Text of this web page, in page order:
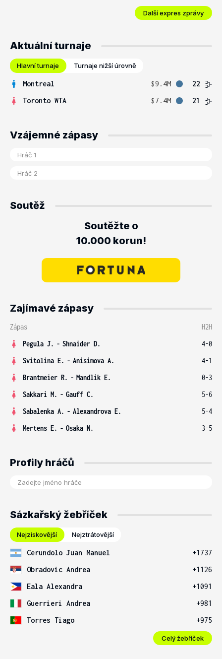
Další expres zprávy
Aktuální turnaje
Hlavní turnaje Turnaje nižší úrovně
Montreal $9.4M
22
Toronto WTA
$7.4M 21
Vzájemné zápasy
Soutěž
Soutěžte o
10.000 korun!
Zajímavé zápasy
Zápas
H2H
Pegula J. - Shnaider D.
4-0
Svitolina E. - Anisimova A.
4-1
Brantmeier R. - Mandlik E.
0-3
Sakkari M. - Gauff C.
5-6
Sabalenka A. - Alexandrova E.
5-4
Mertens E. - Osaka N. 3-5
Profily hráčů
Sázkařský žebříček
Nejziskovější Nejztrátovější
Cerundolo Juan Manuel
+1737
Obradovic Andrea
+1126
Eala Alexandra
+1091
Guerrieri Andrea
+981
Torres Tiago
+975
Celý žebříček